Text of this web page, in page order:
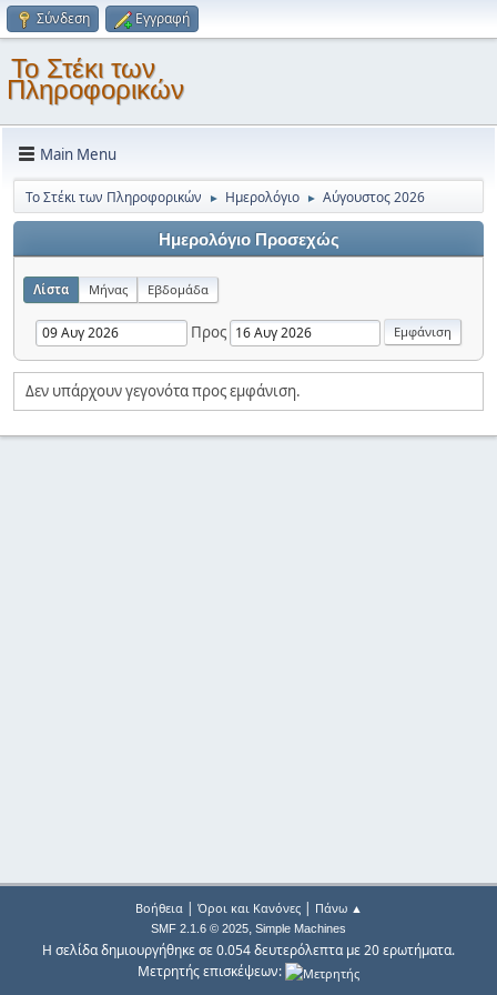
Σύνδεση Εγγραφή
Το Στέκι των
Πληροφορικών
Main Menu
Το Στέκι των Πληροφορικών ► Ημερολόγιο ► Αύγουστος 2026
Ημερολόγιο Προσεχώς
Λίστα Μήνας Εβδομάδα
Προς
Δεν υπάρχουν γεγονότα προς εμφάνιση.
Βοήθεια| Όροι και Κανόνες| Πάνω ▲
SMF 2.1.6 © 2025, Simple Machines
Η σελίδα δημιουργήθηκε σε 0.054 δευτερόλεπτα με 20 ερωτήματα.
Μετρητής επισκέψεων: